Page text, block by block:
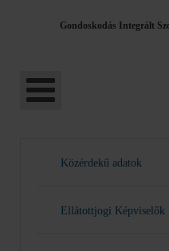
Gondoskodás Integrált
Közérdekű adatok
Ellátottjogi Képviselők